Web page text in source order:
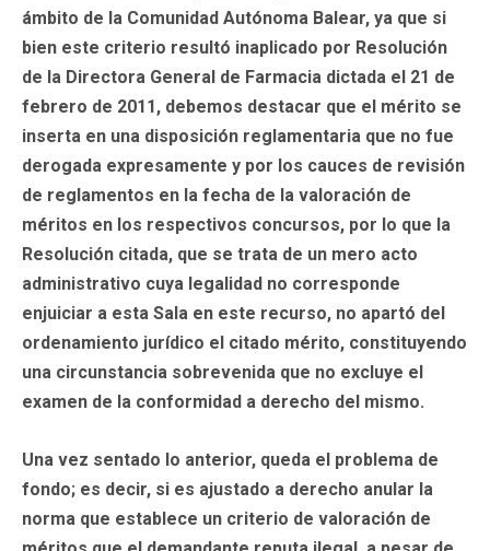
ámbito de la Comunidad Autónoma Balear, ya que si
bien este criterio resultó inaplicado por Resolución
de la Directora General de Farmacia dictada el 21 de
febrero de 2011, debemos destacar que el mérito se
inserta en una disposición reglamentaria que no fue
derogada expresamente y por los cauces de revisión
de reglamentos en la fecha de la valoración de
méritos en los respectivos concursos, por lo que la
Resolución citada, que se trata de un mero acto
administrativo cuya legalidad no corresponde
enjuiciar a esta Sala en este recurso, no apartó del
ordenamiento jurídico el citado mérito, constituyendo
una circunstancia sobrevenida que no excluye el
examen de la conformidad a derecho del mismo.
Una vez sentado lo anterior, queda el problema de
fondo; es decir, si es ajustado a derecho anular la
norma que establece un criterio de valoración de